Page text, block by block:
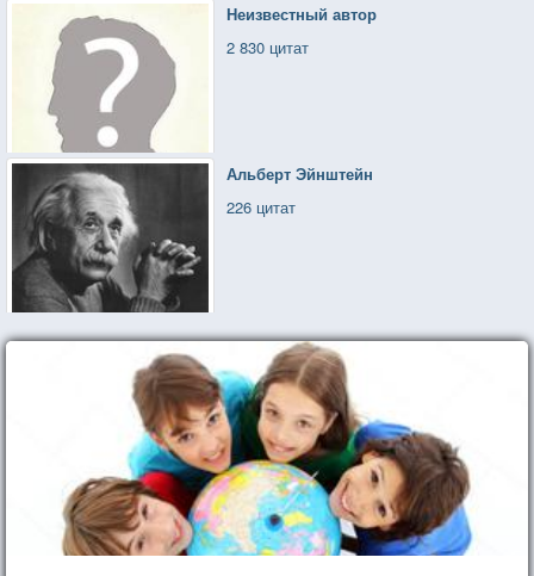
Неизвестный автор
2 830 цитат
Альберт Эйнштейн
226 цитат